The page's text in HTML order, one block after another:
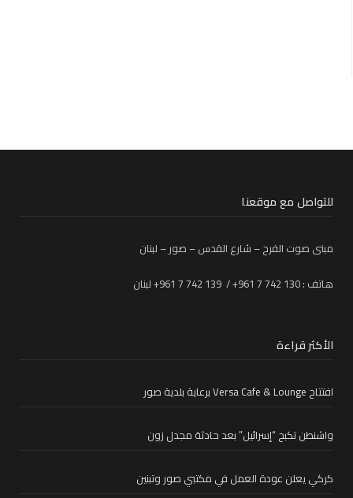
للتواصل مع موقعنا
مبنى صوت الفرح – شارع القدس – صور – لبنان
هاتف : 130 742 7 961+ / 139 742 7 961+ لبنان
الأكثر قراءة
افتتاح Versa Cafe & Lounge برعاية بلدية صور
واشنطن تكبح “إسرائيل” بعد حادثة مجدل زون
كركي يعلن عودة العمل في مكتبي صور وتبنين